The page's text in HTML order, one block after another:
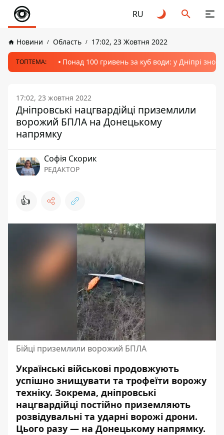
RU
Новини Область 17:02, 23 Жовтня 2022
ТОПТЕМА: Понад 100 гривень за куб води: у Дніпрі
17:02, 23 жовтня 2022
Дніпровські нацгвардійці приземлили
ворожий БПЛА на Донецькому
напрямку
Софія Скорик
РЕДАКТОР
👍
Бійці приземлили ворожий БПЛА
Українські військові продовжують
успішно знищувати та трофеїти ворожу
техніку. Зокрема, дніпровські
нацгвардійці постійно приземляють
розвідувальні та ударні ворожі дрони.
Цього разу — на Донецькому напрямку.